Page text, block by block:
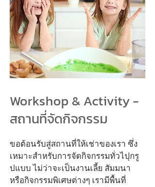
Workshop & Activity -
สถานที่จัดกิจกรรม
ขอต้อนรับสู่สถานที่ให้เช่าของเรา ซึ่ง
เหมาะสำหรับการจัดกิจกรรมทั่วไปุกรู
ปแบบ ไม่ว่าจะเป็นงานเลี้ย สัมมนา
หรือกิจกรรมพิเศษต่างๆ เรามีพื้นที่